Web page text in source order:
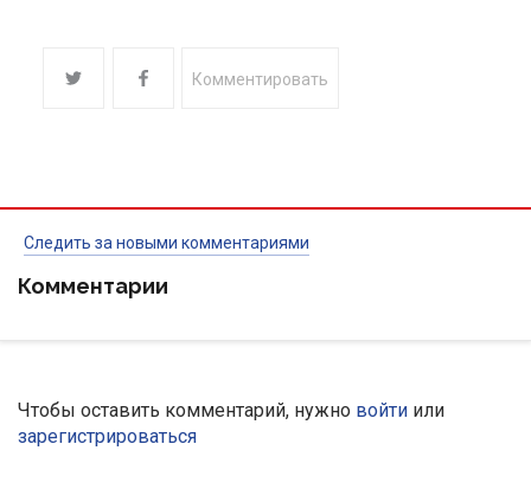
Комментировать
Следить за новыми комментариями
Комментарии
Чтобы оставить комментарий, нужно войти или
зарегистрироваться